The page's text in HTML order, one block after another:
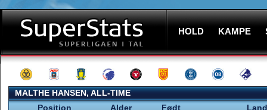
HOLD KAMPE
MALTHE HANSEN, ALL-TIME
Position
Alder Født Land